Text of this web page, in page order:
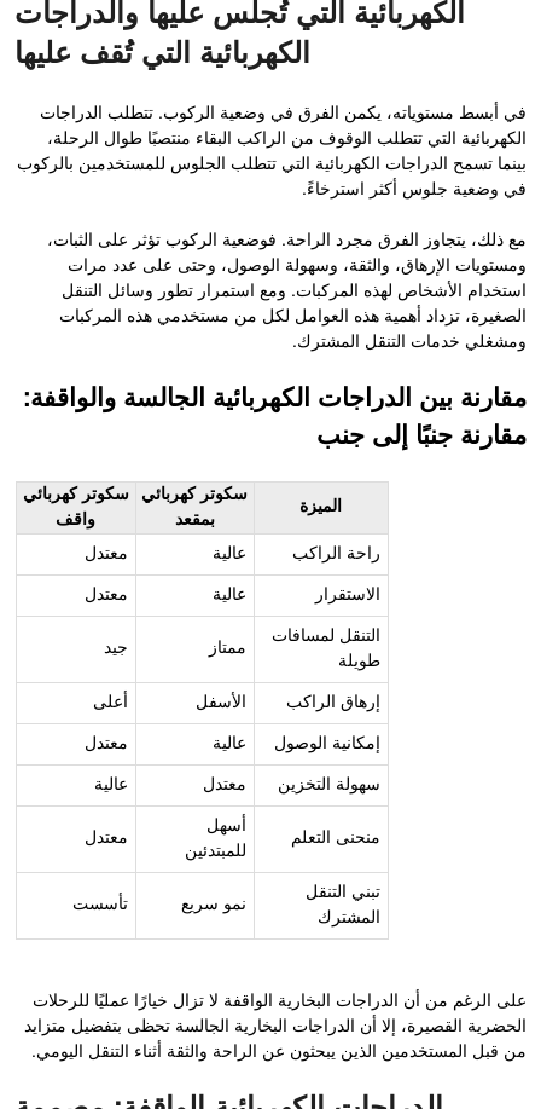
الكهربائية التي تُجلس عليها والدراجات
الكهربائية التي تُقف عليها
في أبسط مستوياته، يكمن الفرق في وضعية الركوب. تتطلب الدراجات
الكهربائية التي تتطلب الوقوف من الراكب البقاء منتصبًا طوال الرحلة،
بينما تسمح الدراجات الكهربائية التي تتطلب الجلوس للمستخدمين بالركوب
في وضعية جلوس أكثر استرخاءً.
مع ذلك، يتجاوز الفرق مجرد الراحة. فوضعية الركوب تؤثر على الثبات،
ومستويات الإرهاق، والثقة، وسهولة الوصول، وحتى على عدد مرات
استخدام الأشخاص لهذه المركبات. ومع استمرار تطور وسائل التنقل
الصغيرة، تزداد أهمية هذه العوامل لكل من مستخدمي هذه المركبات
ومشغلي خدمات التنقل المشترك.
مقارنة بين الدراجات الكهربائية الجالسة والواقفة:
مقارنة جنبًا إلى جنب
الميزة
سكوتر كهربائي
بمقعد
سكوتر كهربائي
واقف
راحة الراكب عالية معتدل
الاستقرار عالية معتدل
التنقل لمسافات
طويلة
ممتاز جيد
إرهاق الراكب الأسفل أعلى
إمكانية الوصول عالية معتدل
سهولة التخزين معتدل عالية
منحنى التعلم
أسهل
للمبتدئين
معتدل
تبني التنقل
المشترك
نمو سريع تأسست
على الرغم من أن الدراجات البخارية الواقفة لا تزال خيارًا عمليًا للرحلات
الحضرية القصيرة، إلا أن الدراجات البخارية الجالسة تحظى بتفضيل متزايد
من قبل المستخدمين الذين يبحثون عن الراحة والثقة أثناء التنقل اليومي.